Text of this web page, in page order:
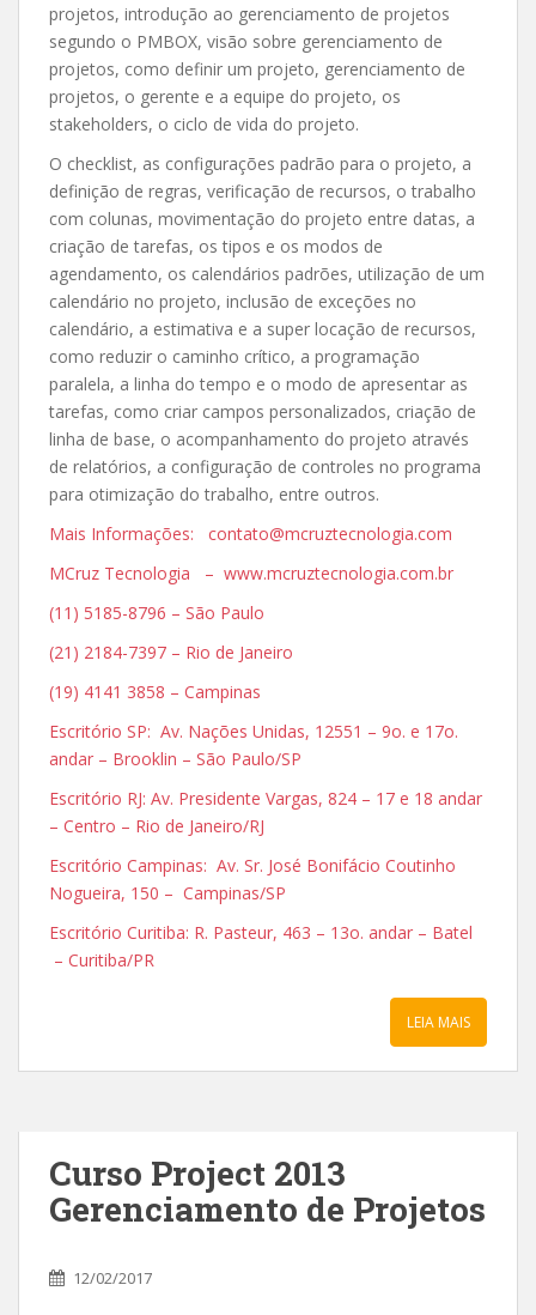
projetos, introdução ao gerenciamento de projetos
segundo o PMBOX, visão sobre gerenciamento de
projetos, como definir um projeto, gerenciamento de
projetos, o gerente e a equipe do projeto, os
stakeholders, o ciclo de vida do projeto.
O checklist, as configurações padrão para o projeto, a
definição de regras, verificação de recursos, o trabalho
com colunas, movimentação do projeto entre datas, a
criação de tarefas, os tipos e os modos de
agendamento, os calendários padrões, utilização de um
calendário no projeto, inclusão de exceções no
calendário, a estimativa e a super locação de recursos,
como reduzir o caminho crítico, a programação
paralela, a linha do tempo e o modo de apresentar as
tarefas, como criar campos personalizados, criação de
linha de base, o acompanhamento do projeto através
de relatórios, a configuração de controles no programa
para otimização do trabalho, entre outros.
Mais Informações: contato@mcruztecnologia.com
MCruz Tecnologia – www.mcruztecnologia.com.br
(11) 5185-8796 – São Paulo
(21) 2184-7397 – Rio de Janeiro
(19) 4141 3858 – Campinas
Escritório SP: Av. Nações Unidas, 12551 – 9o. e 17o.
andar – Brooklin – São Paulo/SP
Escritório RJ: Av. Presidente Vargas, 824 – 17 e 18 andar
– Centro – Rio de Janeiro/RJ
Escritório Campinas: Av. Sr. José Bonifácio Coutinho
Nogueira, 150 – Campinas/SP
Escritório Curitiba: R. Pasteur, 463 – 13o. andar – Batel
– Curitiba/PR
LEIA MAIS
Curso Project 2013
Gerenciamento de Projetos
12/02/2017